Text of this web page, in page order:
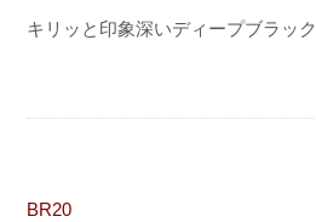
キリッと印象深いディープブラック
BR20